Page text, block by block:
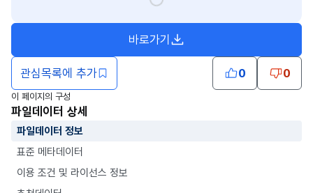
관심목록에 추가
새창열림
바로가기
0 0
이 페이지의 구성
파일데이터 상세
파일데이터 정보
표준 메타데이터
이용 조건 및 라이선스 정보